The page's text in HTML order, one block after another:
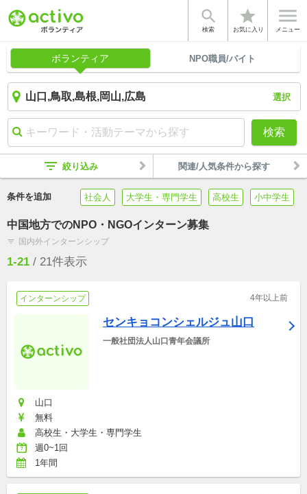

検索
star
お気に入り

メニュー
ボランティア NPO職員/バイト
選択
検索
filter_list 絞り込み 関連/人気条件から探す
条件を追加 社会人 大学生・専門学生 高校生 小中学生
中国地方でのNPO・NGOインターン募集
filter_list 国内外インターンシップ
1-21 / 21件表示
インターンシップ 4年以上前
センキョコンシェルジュ山口
一般社団法人山口青年会議所
山口
無料
高校生・大学生・専門学生
週0~1回
1年間